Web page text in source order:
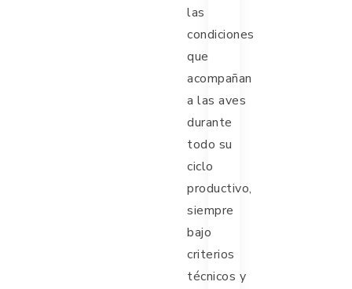
las
condiciones
que
acompañan
a las aves
durante
todo su
ciclo
productivo,
siempre
bajo
criterios
técnicos y